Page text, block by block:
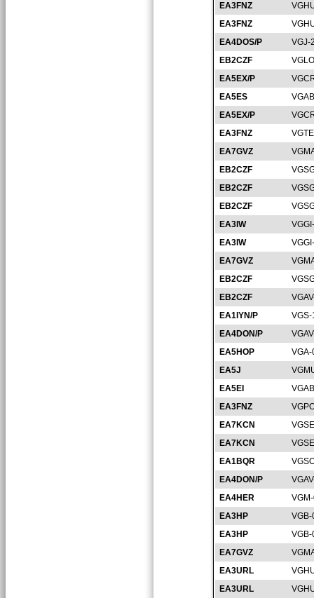
EA3FNZ
EA3FNZ
EA4DOS/P
VGJ-
EB2CZF
EA5EX/P
EA5ES
EA5EX/P
EA3FNZ
EA7GVZ
EB2CZF
EB2CZF
EB2CZF
EA3IW
EA3IW
EA7GVZ
EB2CZF
EB2CZF
EA1IYN/P
VGS-
EA4DON/P
EA5HOP
EA5J
EA5EI
EA3FNZ
EA7KCN
EA7KCN
EA1BQR
EA4DON/P
EA4HER
EA3HP
EA3HP
EA7GVZ
EA3URL
EA3URL